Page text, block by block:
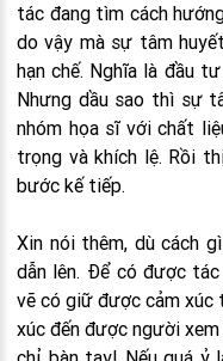
tác đang tìm cách
do vậy mà sự tâm
hạn chế. Nghĩa là đầu
Nhưng dầu sao thì sự
nhóm họa sĩ với chất
trọng và khích lệ. Rồi
bước kế tiếp.
Xin nói thêm, dù cách
dẫn lên. Để có được
vẽ có giữ được cảm xúc
xúc đến được người